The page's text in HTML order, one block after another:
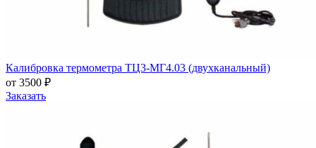
Калибровка термометра ТЦ3-МГ4.03 (двухканальный)
от 3500 ₽
Заказать